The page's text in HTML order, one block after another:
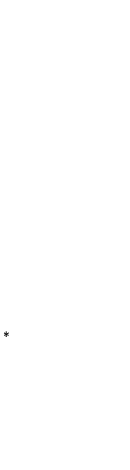
*Обязательно